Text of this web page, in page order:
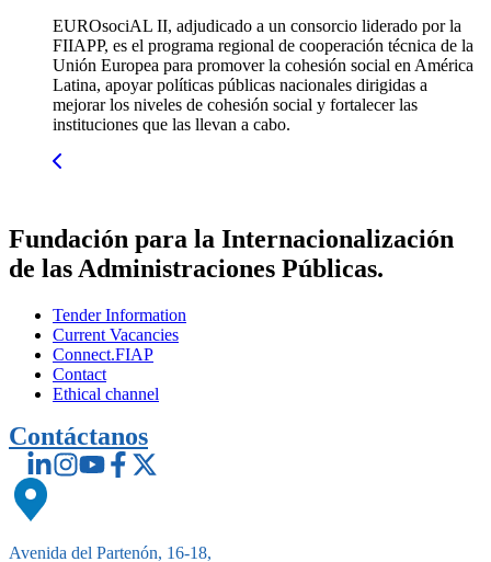
EUROsociAL II, adjudicado a un consorcio liderado por la
FIIAPP, es el programa regional de cooperación técnica de la
Unión Europea para promover la cohesión social en América
Latina, apoyar políticas públicas nacionales dirigidas a
mejorar los niveles de cohesión social y fortalecer las
instituciones que las llevan a cabo.
Fundación para la Internacionalización
de las Administraciones Públicas.
Tender Information
Current Vacancies
Connect.FIAP
Contact
Ethical channel
Contáctanos
Avenida del Partenón, 16-18,